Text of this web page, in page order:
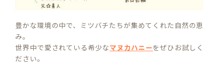
豊かな環境の中で、ミツバチたちが集めてくれた自然の恵
み。
世界中で愛されている希少なマヌカハニーをぜひお試しく
ださい。